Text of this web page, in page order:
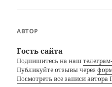
АВТОР
Гость сайта
Подпишитесь на наш
Публикуйте отзывы через
Посмотреть все записи автора